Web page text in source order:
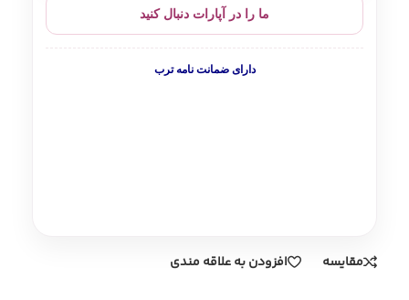
ما را در آپارات دنبال کنید
دارای ضمانت نامه ترب
مقایسه افزودن به علاقه مندی